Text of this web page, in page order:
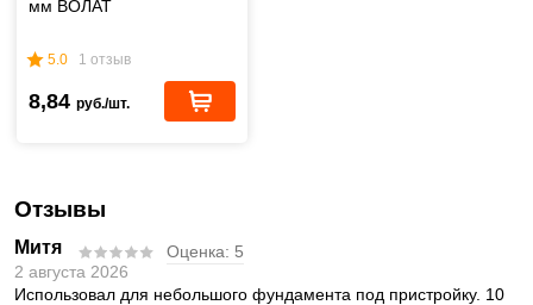
мм ВОЛАТ
5.0 1 отзыв
8,84 руб./шт.
Отзывы
Митя Оценка: 5
2 августа 2026
Использовал для небольшого фундамента под пристройку. 10